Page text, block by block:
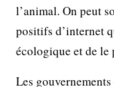
l’animal. On peut
positifs d’internet
écologique et de le
Les